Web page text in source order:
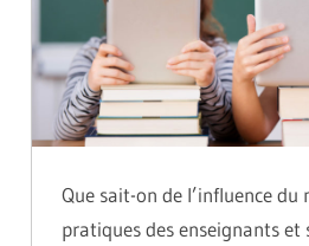
Que sait-on de l’influence du
pratiques des enseignants et